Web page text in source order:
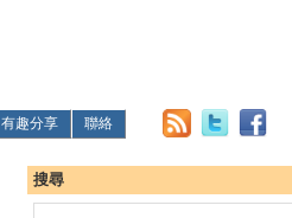
有趣分享 聯絡
搜尋